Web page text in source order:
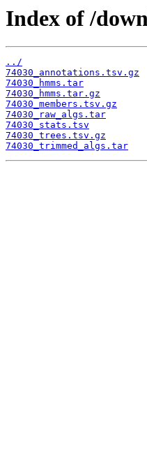
Index of /
../
74030_annotations.tsv.gz
74030_hmms.tar
74030_hmms.tar.gz
74030_members.tsv.gz
74030_raw_algs.tar
74030_stats.tsv
74030_trees.tsv.gz
74030_trimmed_algs.tar